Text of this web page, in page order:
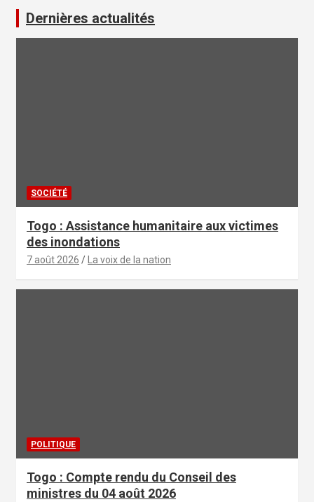
Dernières actualités
SOCIÉTÉ
Togo : Assistance humanitaire aux victimes
des inondations
7 août 2026 La voix de la nation
POLITIQUE
Togo : Compte rendu du Conseil des
ministres du 04 août 2026